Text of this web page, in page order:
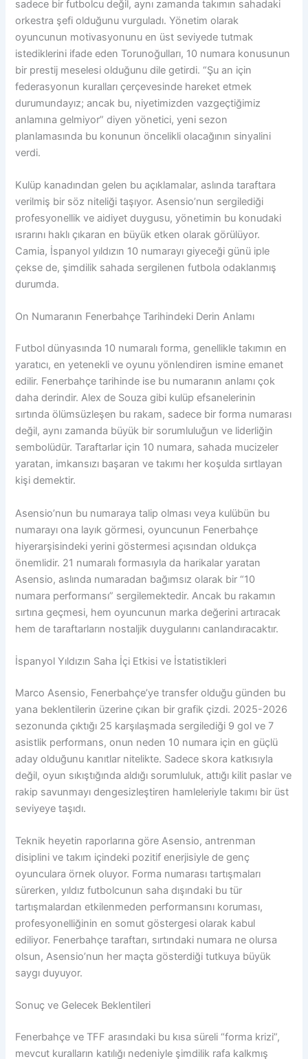
sadece bir futbolcu değil, aynı zamanda takımın sahadaki
orkestra şefi olduğunu vurguladı. Yönetim olarak
oyuncunun motivasyonunu en üst seviyede tutmak
istediklerini ifade eden Torunoğulları, 10 numara konusunun
bir prestij meselesi olduğunu dile getirdi. “Şu an için
federasyonun kuralları çerçevesinde hareket etmek
durumundayız; ancak bu, niyetimizden vazgeçtiğimiz
anlamına gelmiyor” diyen yönetici, yeni sezon
planlamasında bu konunun öncelikli olacağının sinyalini
verdi.
Kulüp kanadından gelen bu açıklamalar, aslında taraftara
verilmiş bir söz niteliği taşıyor. Asensio’nun sergilediği
profesyonellik ve aidiyet duygusu, yönetimin bu konudaki
ısrarını haklı çıkaran en büyük etken olarak görülüyor.
Camia, İspanyol yıldızın 10 numarayı giyeceği günü iple
çekse de, şimdilik sahada sergilenen futbola odaklanmış
durumda.
On Numaranın Fenerbahçe Tarihindeki Derin Anlamı
Futbol dünyasında 10 numaralı forma, genellikle takımın en
yaratıcı, en yetenekli ve oyunu yönlendiren ismine emanet
edilir. Fenerbahçe tarihinde ise bu numaranın anlamı çok
daha derindir. Alex de Souza gibi kulüp efsanelerinin
sırtında ölümsüzleşen bu rakam, sadece bir forma numarası
değil, aynı zamanda büyük bir sorumluluğun ve liderliğin
sembolüdür. Taraftarlar için 10 numara, sahada mucizeler
yaratan, imkansızı başaran ve takımı her koşulda sırtlayan
kişi demektir.
Asensio’nun bu numaraya talip olması veya kulübün bu
numarayı ona layık görmesi, oyuncunun Fenerbahçe
hiyerarşisindeki yerini göstermesi açısından oldukça
önemlidir. 21 numaralı formasıyla da harikalar yaratan
Asensio, aslında numaradan bağımsız olarak bir “10
numara performansı” sergilemektedir. Ancak bu rakamın
sırtına geçmesi, hem oyuncunun marka değerini artıracak
hem de taraftarların nostaljik duygularını canlandıracaktır.
İspanyol Yıldızın Saha İçi Etkisi ve İstatistikleri
Marco Asensio, Fenerbahçe’ye transfer olduğu günden bu
yana beklentilerin üzerine çıkan bir grafik çizdi. 2025-2026
sezonunda çıktığı 25 karşılaşmada sergilediği 9 gol ve 7
asistlik performans, onun neden 10 numara için en güçlü
aday olduğunu kanıtlar nitelikte. Sadece skora katkısıyla
değil, oyun sıkıştığında aldığı sorumluluk, attığı kilit paslar ve
rakip savunmayı dengesizleştiren hamleleriyle takımı bir üst
seviyeye taşıdı.
Teknik heyetin raporlarına göre Asensio, antrenman
disiplini ve takım içindeki pozitif enerjisiyle de genç
oyunculara örnek oluyor. Forma numarası tartışmaları
sürerken, yıldız futbolcunun saha dışındaki bu tür
tartışmalardan etkilenmeden performansını koruması,
profesyonelliğinin en somut göstergesi olarak kabul
ediliyor. Fenerbahçe taraftarı, sırtındaki numara ne olursa
olsun, Asensio’nun her maçta gösterdiği tutkuya büyük
saygı duyuyor.
Sonuç ve Gelecek Beklentileri
Fenerbahçe ve TFF arasındaki bu kısa süreli “forma krizi”,
mevcut kuralların katılığı nedeniyle şimdilik rafa kalkmış